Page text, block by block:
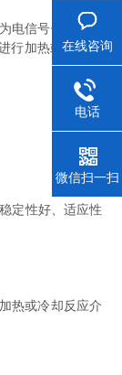
电信号传输给电
行加热或冷却操
定性好、适应性
热或冷却反应介
在线咨询
电话
微信扫一扫